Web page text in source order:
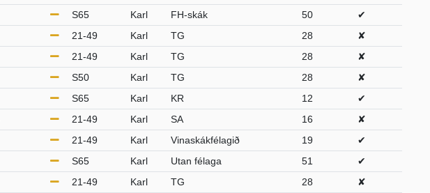
S65 Karl FH-skák 50
✔
21-49 Karl TG 28
✘
21-49 Karl TG 28
✘
S50 Karl TG 28
✘
S65 Karl KR 12
✔
21-49 Karl SA 16
✘
21-49 Karl Vinaskákfélagið 19
✔
S65 Karl Utan félaga 51
✔
21-49 Karl TG 28
✘